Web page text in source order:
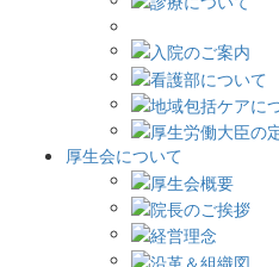
厚生会について